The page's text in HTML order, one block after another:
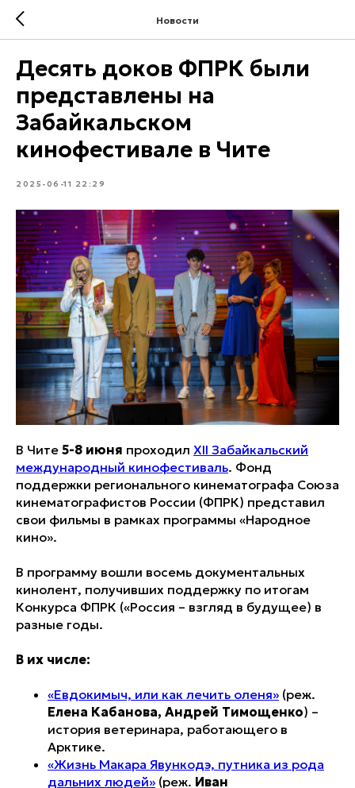
Новости
Десять доков ФПРК были
представлены на
Забайкальском
кинофестивале в Чите
2025-06-11 22:29
В Чите 5-8 июня проходил XII Забайкальский
международный кинофестиваль. Фонд
поддержки регионального кинематографа Союза
кинематографистов России (ФПРК) представил
свои фильмы в рамках программы «Народное
кино».
В программу вошли восемь документальных
кинолент, получивших поддержку по итогам
Конкурса ФПРК («Россия – взгляд в будущее) в
разные годы.
В их числе:
«Евдокимыч, или как лечить оленя» (реж.
Елена Кабанова, Андрей Тимощенко) –
история ветеринара, работающего в
Арктике.
«Жизнь Макара Явункодэ, путника из рода
дальних людей» (реж. Иван